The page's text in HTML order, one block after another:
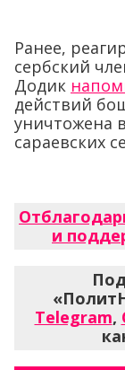
Ранее,
сербский
Додик
действий
уничтожена
сараевских
и
Telegram,